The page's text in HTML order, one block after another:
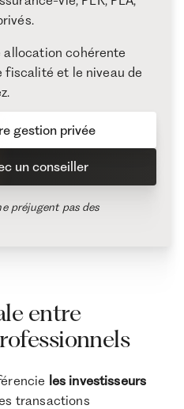
cohérente
fiscalité et le niveau de
un conseiller
gestion privée
préjugent pas des
entre
les investisseurs
transactions